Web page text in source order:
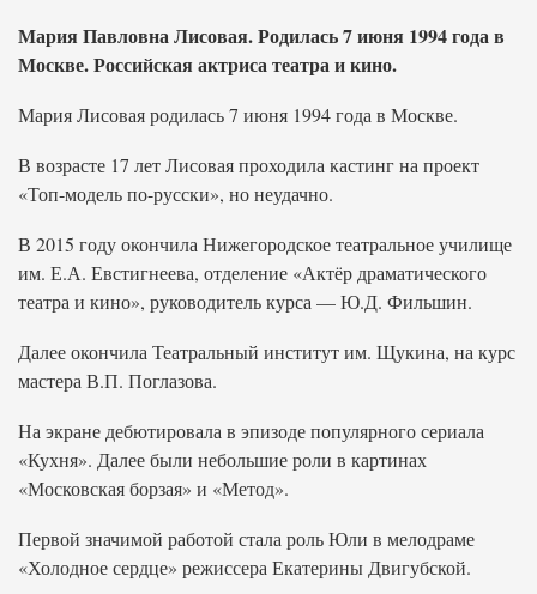
Мария Павловна Лисовая. Родилась 7 июня 1994 года в
Москве. Российская актриса театра и кино.
Мария Лисовая родилась 7 июня 1994 года в Москве.
В возрасте 17 лет Лисовая проходила кастинг на проект
«Топ-модель по-русски», но неудачно.
В 2015 году окончила Нижегородское театральное училище
им. Е.А. Евстигнеева, отделение «Актёр драматического
театра и кино», руководитель курса — Ю.Д. Фильшин.
Далее окончила Театральный институт им. Щукина, на курс
мастера В.П. Поглазова.
На экране дебютировала в эпизоде популярного сериала
«Кухня». Далее были небольшие роли в картинах
«Московская борзая» и «Метод».
Первой значимой работой стала роль Юли в мелодраме
«Холодное сердце» режиссера Екатерины Двигубской.